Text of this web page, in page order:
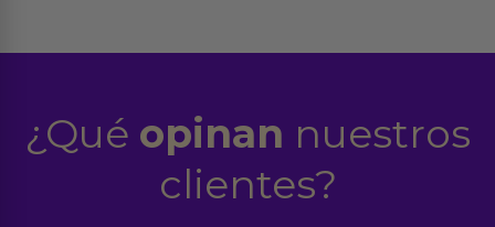
¿Qué opinan nuestros
clientes?